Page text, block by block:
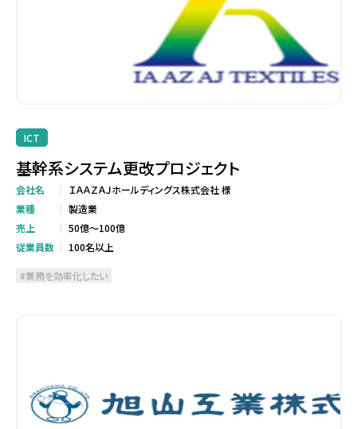
ICT
基幹系システム更改プロジェクト
会社名
ＩＡＡＺＡＪホールディングス株式会社 様
業種
製造業
売上
50億～100億
従業員数
100名以上
業務を効率化したい